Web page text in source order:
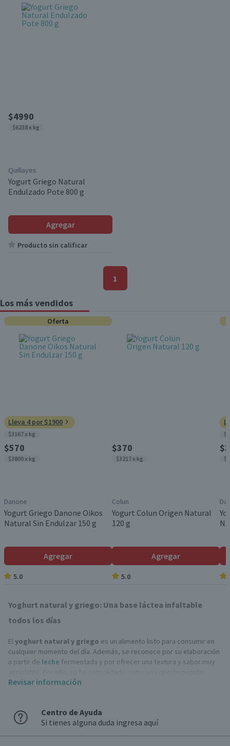
$4990
$6238 x kg
Quillayes
Yogurt Griego Natural
Endulzado Pote 800 g
Agregar
Producto sin calificar
1
Los más vendidos
Oferta
Lleva 4 por $1900
$3167 x kg
$570
$3800 x kg
Danone
Yogurt Griego Danone Oikos
Natural Sin Endulzar 150 g
Agregar
5.0
$370
$3217 x kg
Colun
Yogurt Colun Origen Natural
120 g
Agregar
5.0
Yoghurt natural y griego: Una base láctea infaltable
todos los días
Elyoghurt natural y griego es un alimento listo para consumir en
cualquier momento del día. Además, se reconoce por su elaboración
a partir de leche fermentada y por ofrecer una textura y sabor muy
dentro de la alimentación cotidiana.
controlada, donde cultivos específicos transforman la leche. De esta
manera, se obtiene un alimento de textura suave y sabor equilibrado.
Asimismo, su composición permite identificar fácilmente su origen
Revisar información
Centro de Ayuda
Si tienes alguna duda ingresa aquí